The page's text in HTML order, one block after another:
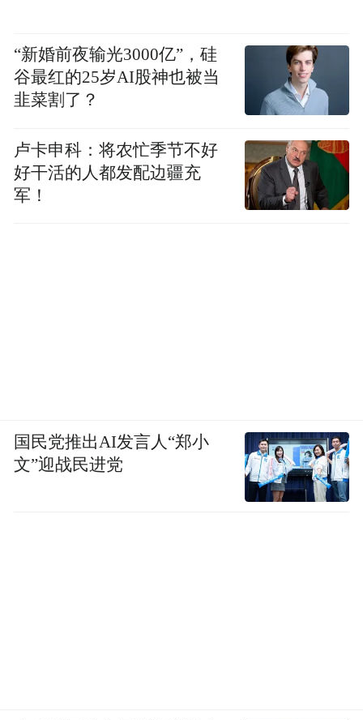
“新婚前夜输光3000亿”，硅
谷最红的25岁AI股神也被当
韭菜割了？
卢卡申科：将农忙季节不好
好干活的人都发配边疆充
军！
国民党推出AI发言人“郑小
文”迎战民进党